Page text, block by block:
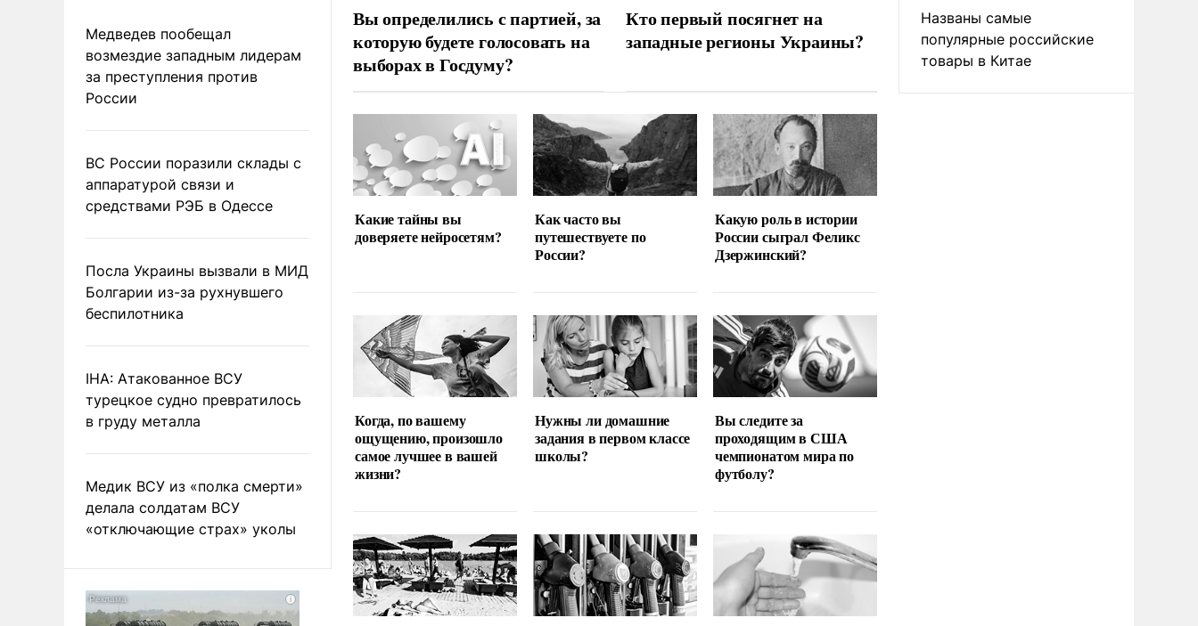
Медведев пообещал
возмездие западным лидерам
за преступления против
России
ВС России поразили склады с
аппаратурой связи и
средствами РЭБ в Одессе
Посла Украины вызвали в МИД
Болгарии из-за рухнувшего
беспилотника
IHA: Атакованное ВСУ
турецкое судно превратилось
в груду металла
Медик ВСУ из «полка смерти»
делала солдатам ВСУ
«отключающие страх» уколы
Вы определились с партией, за
которую будете голосовать на
выборах в Госдуму?
Кто первый посягнет на
западные регионы Украины?
Какие тайны вы
доверяете нейросетям?
Как часто вы
путешествуете по
России?
Какую роль в истории
России сыграл Феликс
Дзержинский?
Когда, по вашему
ощущению, произошло
самое лучшее в вашей
жизни?
Нужны ли домашние
задания в первом классе
школы?
Вы следите за
проходящим в США
чемпионатом мира по
футболу?
Названы самые
популярные российские
товары в Китае